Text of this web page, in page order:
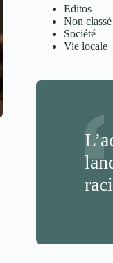
Editos
Non classé
Société
Vie locale